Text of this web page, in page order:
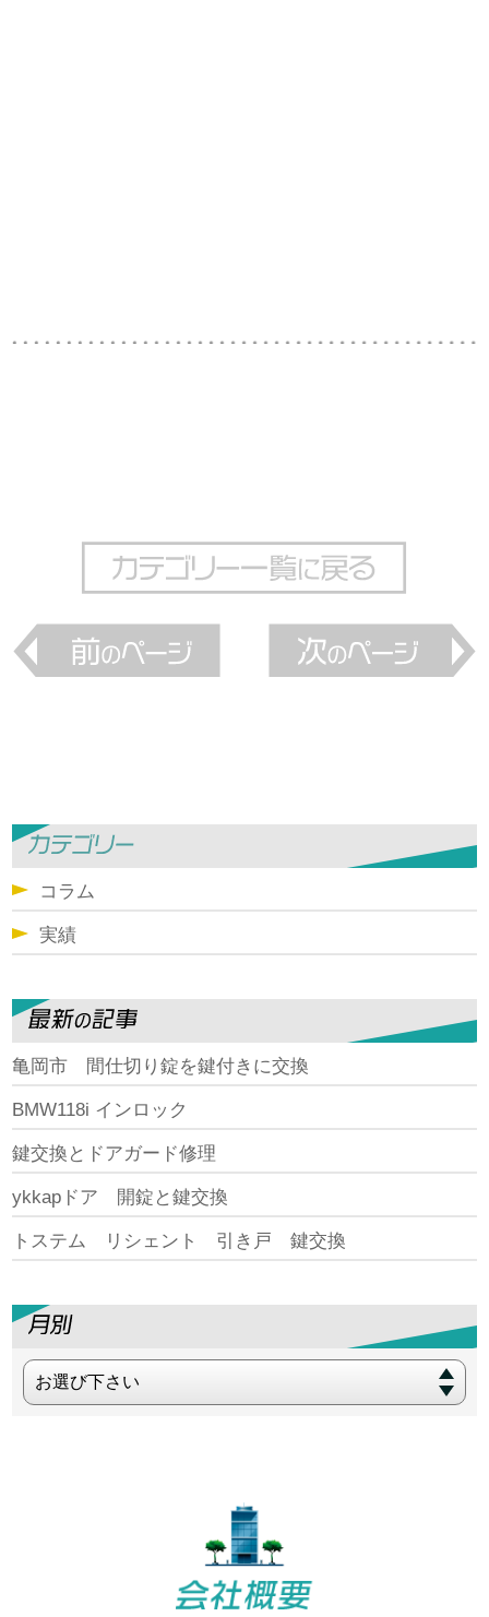
コラム
実績
亀岡市 間仕切り錠を鍵付きに交換
BMW118i インロック
鍵交換とドアガード修理
ykkapドア 開錠と鍵交換
トステム リシェント 引き戸 鍵交換
お選び下さい